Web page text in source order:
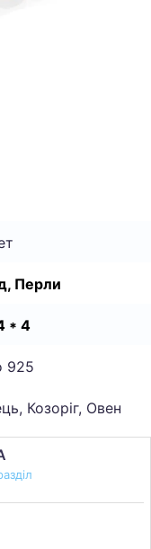
Перли
* 4
925
Козоріг, Овен